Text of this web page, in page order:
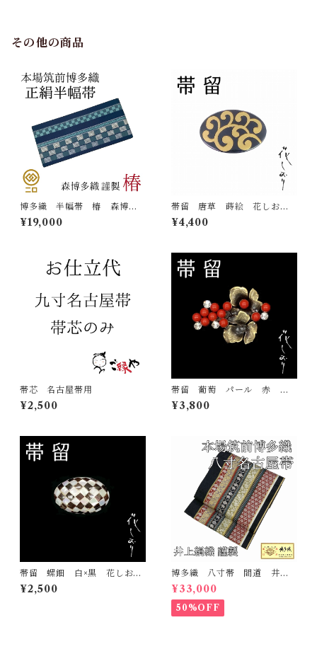
その他の商品
博多織 半幅帯 椿 森博多
織 正絹 長さ/3m78cm 日
本製 和装 小袋帯 半巾帯
¥19,000
帯留 唐草 蒔絵 花しお
り 大原商店 帯飾り 日本
製 和装小物
¥4,400
帯芯 名古屋帯用
¥2,500
帯留 葡萄 パール 赤 花
しおり 大原商店 帯飾り
日本製 和装小物
¥3,800
帯留 螺鈿 白×黒 花しお
り 大原商店 帯飾り 日本
製 和装小物
¥2,500
博多織 八寸帯 間道 井上
絹織 正絹 日本製 未仕立
て 名古屋帯
¥33,000
50%OFF